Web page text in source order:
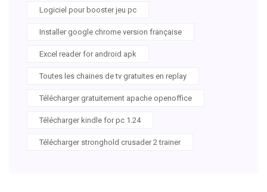
Logiciel pour booster jeu pc
Installer google chrome version française
Excel reader for android apk
Toutes les chaines de tv gratuites en replay
Télécharger gratuitement apache openoffice
Télécharger kindle for pc 1.24
Télécharger stronghold crusader 2 trainer